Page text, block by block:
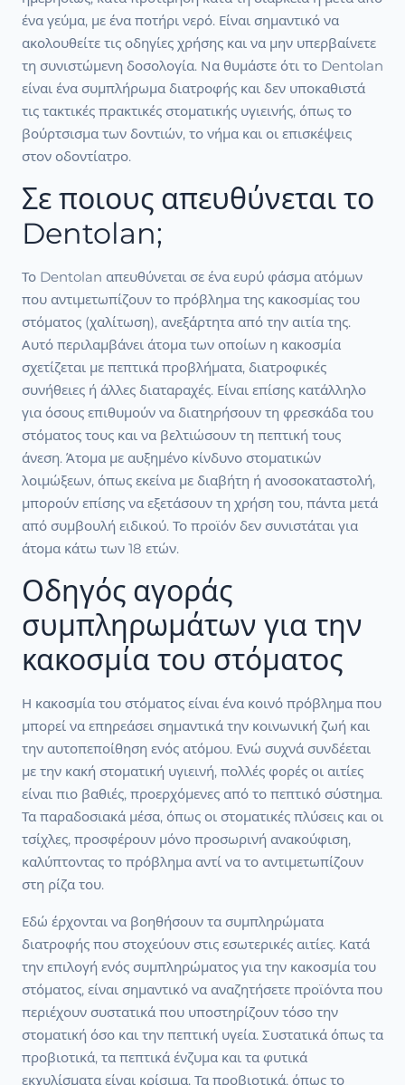
ένα γεύμα, με ένα ποτήρι νερό. Είναι σημαντικό να
ακολουθείτε τις οδηγίες χρήσης και να μην υπερβαίνετε
τη συνιστώμενη δοσολογία. Να θυμάστε ότι το Dentolan
είναι ένα συμπλήρωμα διατροφής και δεν υποκαθιστά
τις τακτικές πρακτικές στοματικής υγιεινής, όπως το
βούρτσισμα των δοντιών, το νήμα και οι επισκέψεις
στον οδοντίατρο.
Σε ποιους απευθύνεται το
Dentolan;
Το Dentolan απευθύνεται σε ένα ευρύ φάσμα ατόμων
που αντιμετωπίζουν το πρόβλημα της κακοσμίας του
στόματος (χαλίτωση), ανεξάρτητα από την αιτία της.
Αυτό περιλαμβάνει άτομα των οποίων η κακοσμία
σχετίζεται με πεπτικά προβλήματα, διατροφικές
συνήθειες ή άλλες διαταραχές. Είναι επίσης κατάλληλο
για όσους επιθυμούν να διατηρήσουν τη φρεσκάδα του
στόματος τους και να βελτιώσουν τη πεπτική τους
άνεση. Άτομα με αυξημένο κίνδυνο στοματικών
λοιμώξεων, όπως εκείνα με διαβήτη ή ανοσοκαταστολή,
μπορούν επίσης να εξετάσουν τη χρήση του, πάντα μετά
από συμβουλή ειδικού. Το προϊόν δεν συνιστάται για
άτομα κάτω των 18 ετών.
Οδηγός αγοράς
συμπληρωμάτων για την
κακοσμία του στόματος
Η κακοσμία του στόματος είναι ένα κοινό πρόβλημα που
μπορεί να επηρεάσει σημαντικά την κοινωνική ζωή και
την αυτοπεποίθηση ενός ατόμου. Ενώ συχνά συνδέεται
με την κακή στοματική υγιεινή, πολλές φορές οι αιτίες
είναι πιο βαθιές, προερχόμενες από το πεπτικό σύστημα.
Τα παραδοσιακά μέσα, όπως οι στοματικές πλύσεις και οι
τσίχλες, προσφέρουν μόνο προσωρινή ανακούφιση,
καλύπτοντας το πρόβλημα αντί να το αντιμετωπίζουν
στη ρίζα του.
Εδώ έρχονται να βοηθήσουν τα συμπληρώματα
διατροφής που στοχεύουν στις εσωτερικές αιτίες. Κατά
την επιλογή ενός συμπληρώματος για την κακοσμία του
στόματος, είναι σημαντικό να αναζητήσετε προϊόντα που
περιέχουν συστατικά που υποστηρίζουν τόσο την
στοματική όσο και την πεπτική υγεία. Συστατικά όπως τα
προβιοτικά, τα πεπτικά ένζυμα και τα φυτικά
εκχυλίσματα είναι κρίσιμα. Τα προβιοτικά, όπως το